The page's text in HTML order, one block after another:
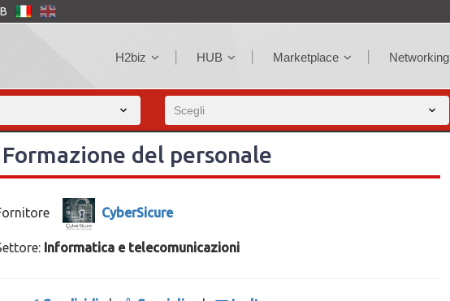
H2biz HUB Marketplace Networking
del personale
CyberSicure
Informatica e telecomunicazioni